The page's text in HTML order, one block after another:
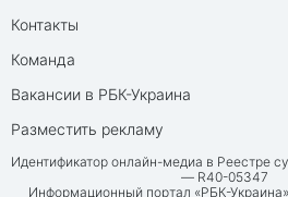
Контакты
Команда
Вакансии в РБК-Украина
Разместить рекламу
Идентификатор онлайн-медиа в Реестре
— R40-05347
Информационный портал «РБК-